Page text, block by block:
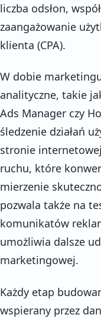
liczba odsłon,
zaangażowanie
klienta (CPA).
W dobie
analityczne, takie
Ads Manager czy
śledzenie działań
stronie
ruchu, które
mierzenie
pozwala także na
komunikatów
umożliwia dalsze
marketingowej.
Każdy etap
wspierany przez